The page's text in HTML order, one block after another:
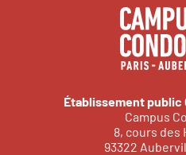
Établissement public
Campus
8, cours des
93322